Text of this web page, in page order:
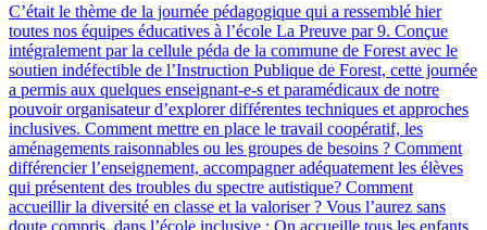
C’était le thème de la journée pédagogique qui a ressemblé hier
toutes nos équipes éducatives à l’école La Preuve par 9. Conçue
intégralement par la cellule péda de la commune de Forest avec le
soutien indéfectible de l’Instruction Publique de Forest, cette journée
a permis aux quelques enseignant-e-s et paramédicaux de notre
pouvoir organisateur d’explorer différentes techniques et approches
inclusives. Comment mettre en place le travail coopératif, les
aménagements raisonnables ou les groupes de besoins ? Comment
différencier l’enseignement, accompagner adéquatement les élèves
qui présentent des troubles du spectre autistique? Comment
accueillir la diversité en classe et la valoriser ? Vous l’aurez sans
doute compris, dans l’école inclusive : On accueille tous les enfants